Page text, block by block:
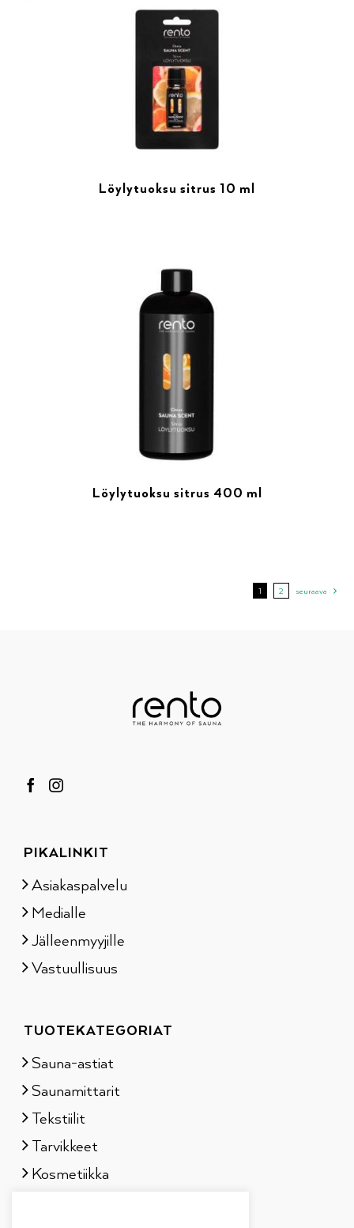
Löylytuoksu sitrus 10 ml
Löylytuoksu sitrus 400 ml
1 2 seuraava
PIKALINKIT
Asiakaspalvelu
Medialle
Jälleenmyyjille
Vastuullisuus
TUOTEKATEGORIAT
Sauna-astiat
Saunamittarit
Tekstiilit
Tarvikkeet
Kosmetiikka